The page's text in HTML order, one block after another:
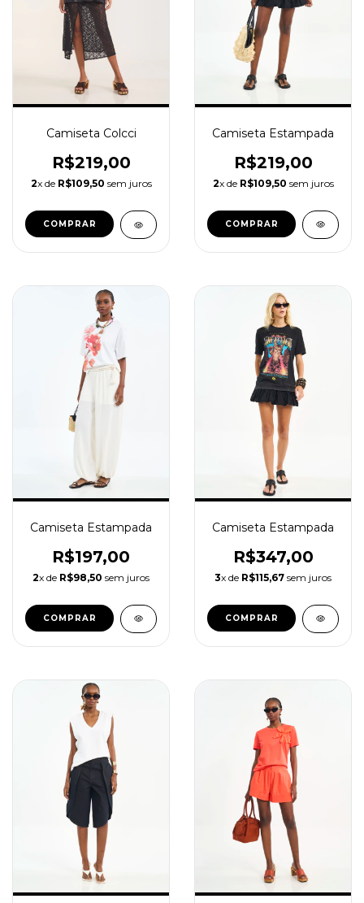
Camiseta Colcci
R$219,00
2x de R$109,50 sem juros
COMPRAR
Camiseta Estampada
R$219,00
2x de R$109,50 sem juros
COMPRAR
Camiseta Estampada
R$197,00
2x de R$98,50 sem juros
COMPRAR
Camiseta Estampada
R$347,00
3x de R$115,67 sem juros
COMPRAR